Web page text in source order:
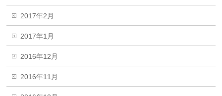
2017年2月
2017年1月
2016年12月
2016年11月